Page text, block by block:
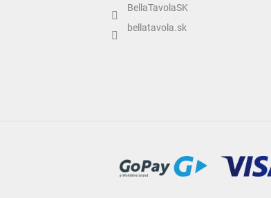
BellaTavolaSK
bellatavola.sk